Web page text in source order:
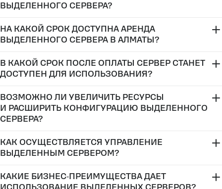
hello@servercore.com
ВЫДЕЛЕННОГО СЕРВЕРА?
НА КАКОЙ СРОК ДОСТУПНА АРЕНДА
ВЫДЕЛЕННОГО СЕРВЕРА В АЛМАТЫ?
скорректировать тарифный план
В КАКОЙ СРОК ПОСЛЕ ОПЛАТЫ СЕРВЕР СТАНЕТ
ДОСТУПЕН ДЛЯ ИСПОЛЬЗОВАНИЯ?
ВОЗМОЖНО ЛИ УВЕЛИЧИТЬ РЕСУРСЫ
И РАСШИРИТЬ КОНФИГУРАЦИЮ ВЫДЕЛЕННОГО
СЕРВЕРА?
в документации
КАК ОСУЩЕСТВЛЯЕТСЯ УПРАВЛЕНИЕ
ВЫДЕЛЕННЫМ СЕРВЕРОМ?
КАКИЕ БИЗНЕС‑ПРЕИМУЩЕСТВА ДАЕТ